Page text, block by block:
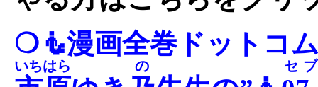
❍🧜漫画全巻ドットコ
いちはら の セ